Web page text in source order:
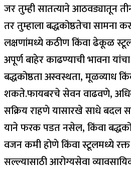
जर तुम्ही सातत्याने आठवड्यातून
तर तुम्हाला बद्धकोष्ठतेचा सामना
लक्षणांमध्ये कठीण किंवा ढेकूळ
अपूर्ण बाहेर काढण्याची भावना
बद्धकोष्ठता अस्वस्थता, मूळव्याध
शकते.फायबरचे सेवन वाढवणे,
सक्रिय राहणे यासारखे साधे बदल
याने फरक पडत नसेल, किंवा
वजन कमी होणे किंवा स्टूलमध्ये
सल्ल्यासाठी आरोग्यसेवा